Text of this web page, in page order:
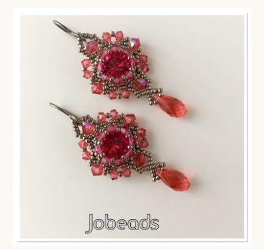
CONTACT
VERLANGLIJST
VERZENDKOSTEN
VOLG BESTELLING